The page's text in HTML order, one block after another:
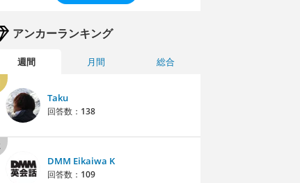
アンカーランキング
週間 月間 総合
Taku
回答数： 138
DMM Eikaiwa K
回答数： 109